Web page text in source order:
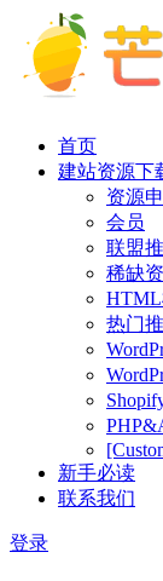
首页
建站资源下
资源
会员
联盟
稀缺
热门
新手必读
联系我们
登录